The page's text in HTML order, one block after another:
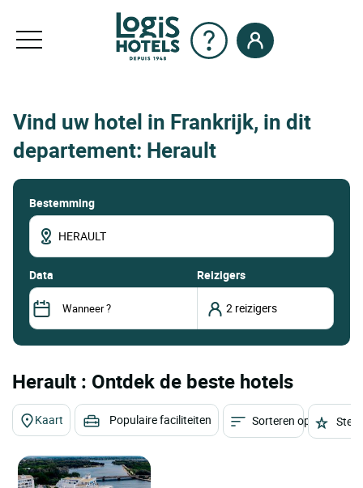
Vind uw hotel in Frankrijk, in dit
departement: Herault
Bestemming
data Reizigers
Herault : Ontdek de beste hotels
Kaart Populaire faciliteiten Sorteren op